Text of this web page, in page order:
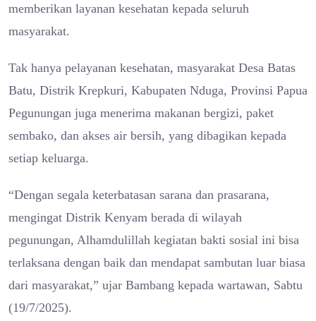
memberikan layanan kesehatan kepada seluruh
masyarakat.
Tak hanya pelayanan kesehatan, masyarakat Desa Batas
Batu, Distrik Krepkuri, Kabupaten Nduga, Provinsi Papua
Pegunungan juga menerima makanan bergizi, paket
sembako, dan akses air bersih, yang dibagikan kepada
setiap keluarga.
“Dengan segala keterbatasan sarana dan prasarana,
mengingat Distrik Kenyam berada di wilayah
pegunungan, Alhamdulillah kegiatan bakti sosial ini bisa
terlaksana dengan baik dan mendapat sambutan luar biasa
dari masyarakat,” ujar Bambang kepada wartawan, Sabtu
(19/7/2025).